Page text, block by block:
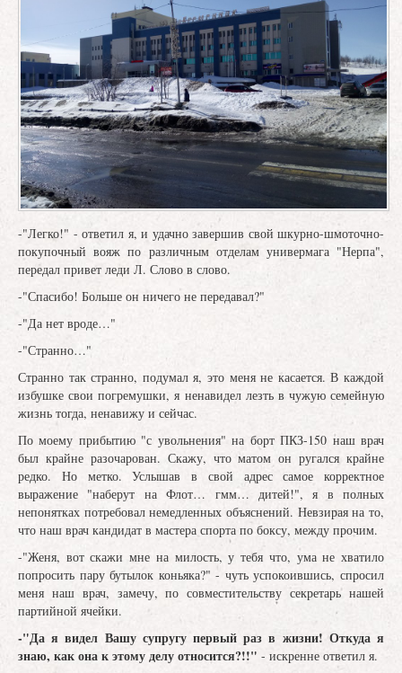
-"Легко!" - ответил я, и удачно завершив свой шкурно-шмоточно-
покупочный вояж по различным отделам универмага "Нерпа",
передал привет леди Л. Слово в слово.
-"Спасибо! Больше он ничего не передавал?"
-"Да нет вроде…"
-"Странно…"
Странно так странно, подумал я, это меня не касается. В каждой
избушке свои погремушки, я ненавидел лезть в чужую семейную
жизнь тогда, ненавижу и сейчас.
По моему прибытию "с увольнения" на борт ПКЗ-150 наш врач
был крайне разочарован. Скажу, что матом он ругался крайне
редко. Но метко. Услышав в свой адрес самое корректное
выражение "наберут на Флот… гмм… дитей!", я в полных
непонятках потребовал немедленных объяснений. Невзирая на то,
что наш врач кандидат в мастера спорта по боксу, между прочим.
-"Женя, вот скажи мне на милость, у тебя что, ума не хватило
попросить пару бутылок коньяка?" - чуть успокоившись, спросил
меня наш врач, замечу, по совместительству секретарь нашей
партийной ячейки.
-"Да я видел Вашу супругу первый раз в жизни! Откуда я
знаю, как она к этому делу относится?!!" - искренне ответил я.